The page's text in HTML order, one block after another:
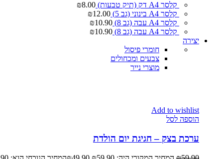
קלסר A4 דק (תיק טבעות) ₪8.00
קלסר A4 בינוני (גב 5)
₪12.00
קלסר A4 עבה (גב 8)
₪10.90
קלסר A4 עבה (גב 8)
₪10.90
יצירה
חומרי פיסול
צבעים ומכחולים
מוצרי נייר
Add to wishlist
הוספה לסל
ערכת בצק – חגיגת יום הולדת